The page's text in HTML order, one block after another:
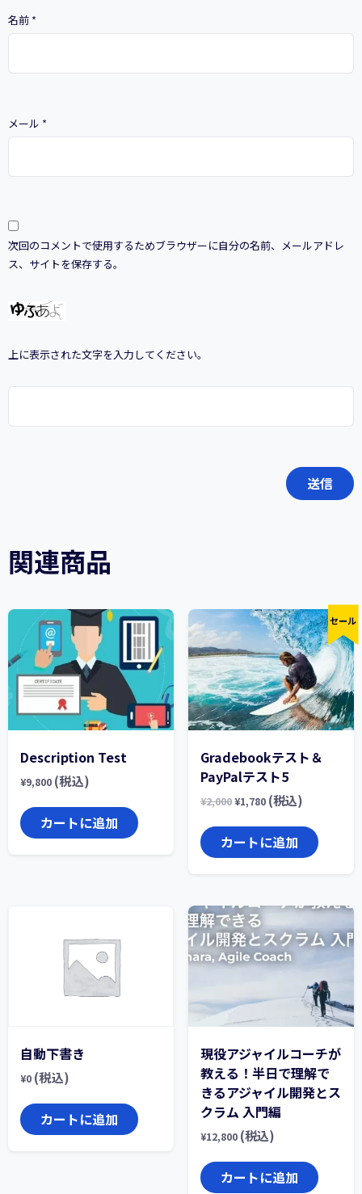
名前 *
メール *
次回のコメントで使用するためブラウザーに自分の名前、メールアドレ
ス、サイトを保存する。
上に表示された文字を入力してください。
関連商品
Description Test
¥9,800 (税込)
カートに追加
セール
Gradebookテスト＆
PayPalテスト5
¥2,000 ¥1,780 (税込)
カートに追加
自動下書き
¥0 (税込)
カートに追加
現役アジャイルコーチが
教える！半日で理解で
きるアジャイル開発とス
クラム 入門編
¥12,800 (税込)
カートに追加